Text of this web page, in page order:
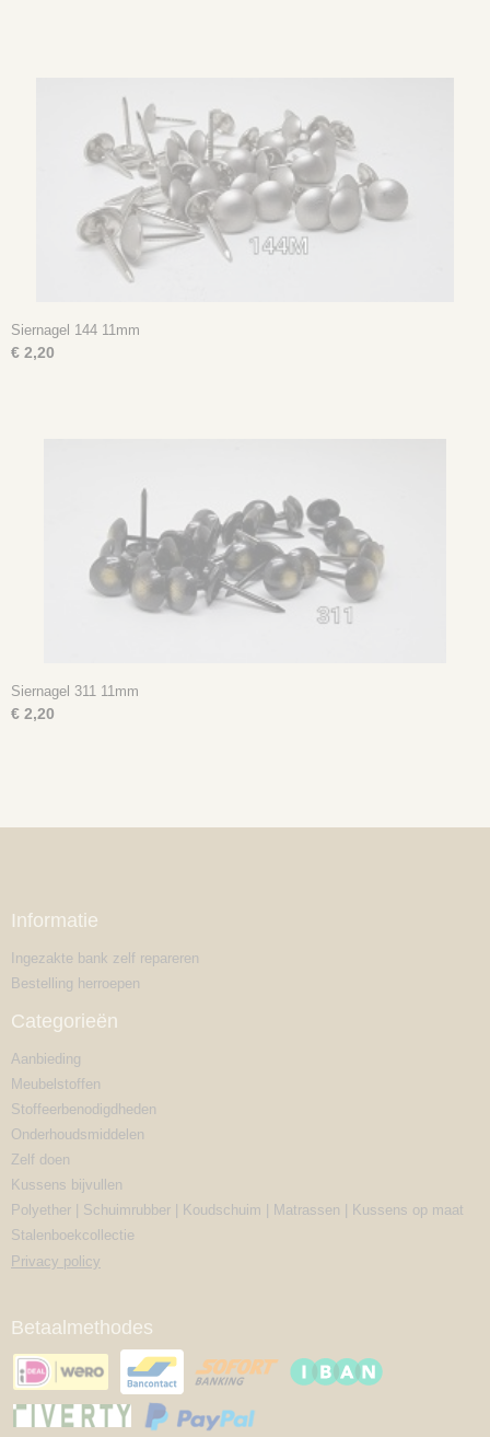
Siernagel 144 11mm
€ 2,20
Siernagel 311 11mm
€ 2,20
Informatie
Ingezakte bank zelf repareren
Bestelling herroepen
Categorieën
Aanbieding
Meubelstoffen
Stoffeerbenodigdheden
Onderhoudsmiddelen
Zelf doen
Kussens bijvullen
Polyether | Schuimrubber | Koudschuim | Matrassen | Kussens op maat
Stalenboekcollectie
Privacy policy
Betaalmethodes